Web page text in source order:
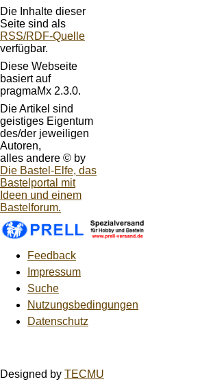
Die Inhalte dieser
Seite sind als
RSS/RDF-Quelle
verfügbar.
Diese Webseite
basiert auf
pragmaMx 2.3.0.
Die Artikel sind
geistiges Eigentum
des/der jeweiligen
Autoren,
alles andere © by
Die Bastel-Elfe, das
Bastelportal mit
Ideen und einem
Bastelforum.
Feedback
Impressum
Suche
Nutzungsbedingungen
Datenschutz
Designed by TECMU